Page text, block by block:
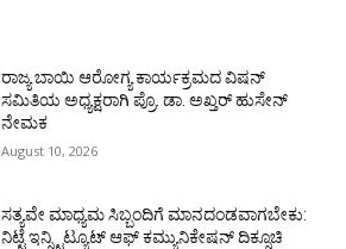
ರಾಜ್ಯ ಬಾಯಿ ಆರೋಗ್ಯ ಕಾರ್ಯಕ್ರಮದ ವಿಷನ್
ಸಮಿತಿಯ ಅಧ್ಯಕ್ಷರಾಗಿ ಪ್ರೊ. ಡಾ. ಅಖ್ತರ್ ಹುಸೇನ್
ನೇಮಕ
August 10, 2026
ಸತ್ಯವೇ ಮಾಧ್ಯಮ ಸಿಬ್ಬಂದಿಗೆ ಮಾನದಂಡವಾಗಬೇಕು:
ನಿಟ್ಟೆ ಇನ್ಸ್ಟಿಟ್ಯೂಟ್ ಆಫ್ ಕಮ್ಯುನಿಕೇಷನ್ ದಿಕ್ಸೂಚಿ